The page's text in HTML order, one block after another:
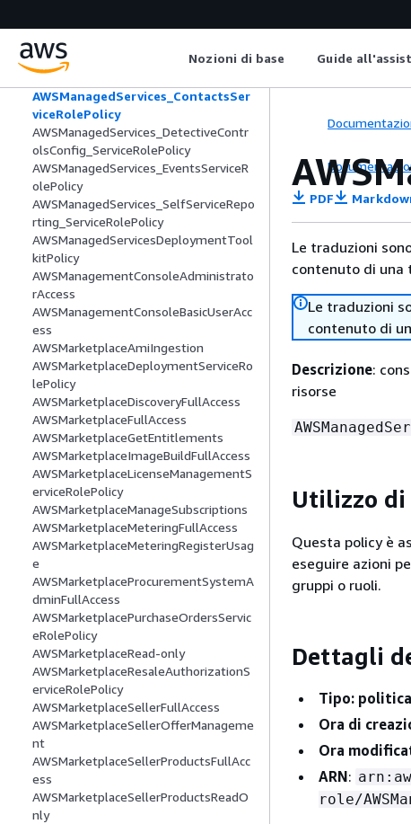
Nozioni di base Guide
AWSLicenseManagerUserSubscriptions
ServiceRolePolicy
AWSM2ServicePolicy
AWSManagedServices_ContactsSer
viceRolePolicy
AWSManagedServices_DetectiveContr
olsConfig_ServiceRolePolicy
AWSManagedServices_EventsServiceR
olePolicy
AWSManagedServices_SelfServiceRepo
rting_ServiceRolePolicy
AWSManagedServicesDeploymentTool
kitPolicy
AWSManagementConsoleAdministrato
rAccess
AWSManagementConsoleBasicUserAcc
ess
AWSMarketplaceAmiIngestion
AWSMarketplaceDeploymentServiceRo
lePolicy
AWSMarketplaceDiscoveryFullAccess
AWSMarketplaceFullAccess
AWSMarketplaceGetEntitlements
AWSMarketplaceImageBuildFullAccess
AWSMarketplaceLicenseManagementS
erviceRolePolicy
AWSMarketplaceManageSubscriptions
AWSMarketplaceMeteringFullAccess
AWSMarketplaceMeteringRegisterUsag
e
AWSMarketplaceProcurementSystemA
dminFullAccess
AWSMarketplacePurchaseOrdersServic
eRolePolicy
AWSMarketplaceRead-only
AWSMarketplaceResaleAuthorizationS
erviceRolePolicy
AWSMarketplaceSellerFullAccess
AWSMarketplaceSellerOfferManageme
nt
AWSMarketplaceSellerProductsFullAcc
ess
AWSMarketplaceSellerProductsReadO
nly
PDF
Le traduzioni
contenuto di una
Le traduzioni
contenuto di
Descrizione:
risorse
Utilizzo
Questa policy è
eseguire azioni
gruppi o ruoli.
Dettagli
Tipo:
Ora di
Ora
ARN:
role/